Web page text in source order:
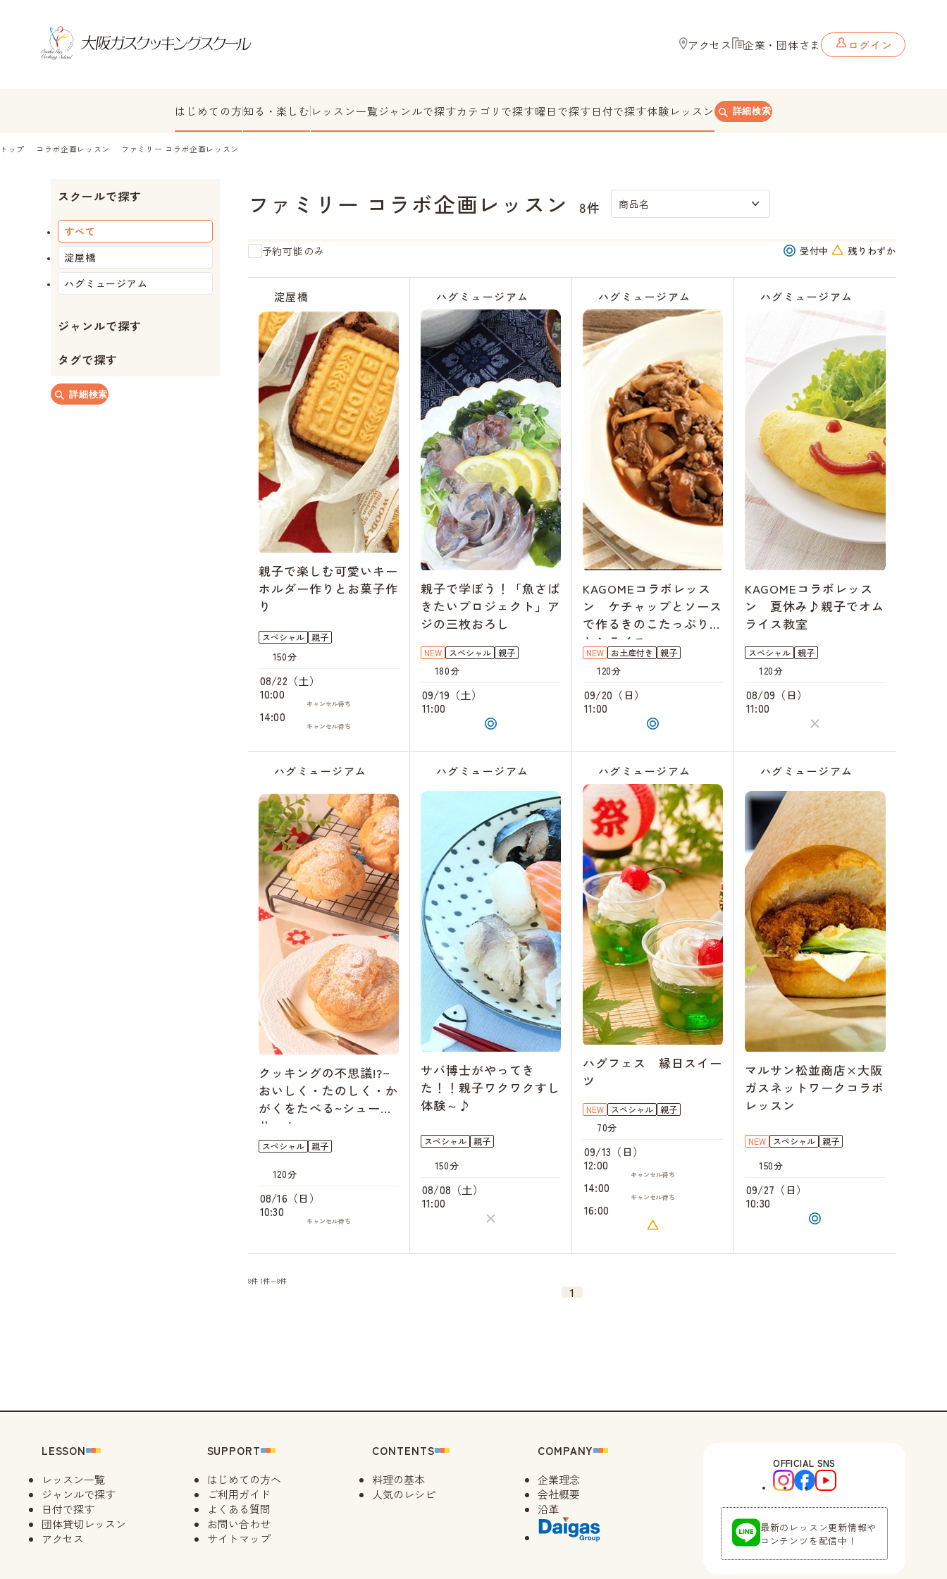
アクセス 企業・団体さま ログイン
はじめての方知る・楽しむ レッスン一覧ジャンルで探すカテゴリで探す曜日で探す日付で探す体験レッスン 詳細検索
トップ コラボ企画レッスン ファミリー コラボ企画レッスン
スクールで探す
すべて
淀屋橋
ハグミュージアム
ジャンルで探す
タグで探す
詳細検索
ファミリー コラボ企画レッスン 8件 商品名
予約可能のみ 受付中 残りわずか
淀屋橋
親子で楽しむ可愛いキー
ホルダー作りとお菓子作
り
スペシャル 親子
150分
08/22（土）
10:00
キャンセル待ち
14:00
キャンセル待ち
ハグミュージアム
親子で学ぼう！「魚さば
きたいプロジェクト」ア
ジの三枚おろし
NEW スペシャル 親子
180分
09/19（土）
11:00
ハグミュージアム
KAGOMEコラボレッス
ン ケチャップとソース
で作るきのこたっぷりハ
ヤシライス
NEW お土産付き 親子
120分
09/20（日）
11:00
ハグミュージアム
KAGOMEコラボレッス
ン 夏休み♪親子でオム
ライス教室
スペシャル 親子
120分
08/09（日）
11:00
ハグミュージアム
クッキングの不思議!?~
おいしく・たのしく・か
がくをたべる~シューク
リーム
スペシャル 親子
120分
08/16（日）
10:30
キャンセル待ち
ハグミュージアム
サバ博士がやってき
た！！親子ワクワクすし
体験～♪
スペシャル 親子
150分
08/08（土）
11:00
ハグミュージアム
ハグフェス 縁日スイー
ツ
NEW スペシャル 親子
70分
09/13（日）
12:00
キャンセル待ち
14:00
キャンセル待ち
16:00
ハグミュージアム
マルサン松並商店×大阪
ガスネットワークコラボ
レッスン
NEW スペシャル 親子
150分
09/27（日）
10:30
8件 1件～8件
1
LESSON
レッスン一覧
ジャンルで探す
日付で探す
団体貸切レッスン
アクセス
SUPPORT
はじめての方へ
ご利用ガイド
よくある質問
お問い合わせ
サイトマップ
CONTENTS
料理の基本
人気のレシピ
COMPANY
企業理念
会社概要
沿革
OFFICIAL SNS
最新のレッスン更新情報や
コンテンツを配信中！